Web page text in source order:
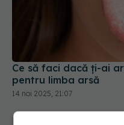
Ce să faci dacă ți-ai
pentru limba arsă
14 noi 2025, 21:07